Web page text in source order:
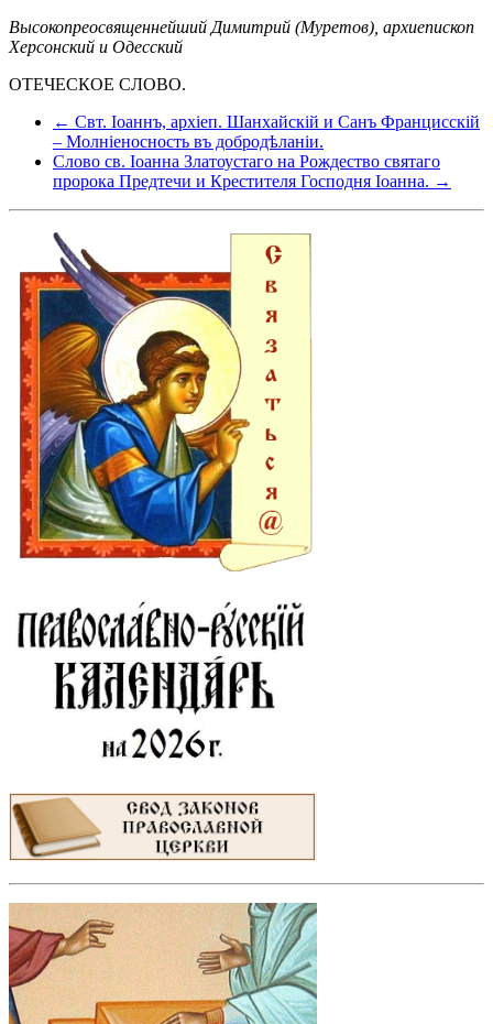
Высокопреосвященнейший Димитрий (Муретов), архиепископ
Херсонский и Одесский
ОТЕЧЕСКОЕ СЛОВО.
← Свт. Іоаннъ, архіеп. Шанхайскій и Санъ Францисскій
– Молніеносность въ добродѣланіи.
Слово св. Іоанна Златоустаго на Рождество святаго
пророка Предтечи и Крестителя Господня Іоанна. →